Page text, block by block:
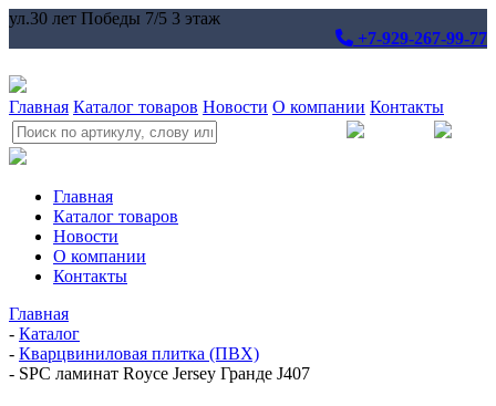
ул.30 лет Победы 7/5 3 этаж
+7-929-267-99-77
Главная Каталог товаров Новости О компании Контакты
Главная
Каталог товаров
Новости
О компании
Контакты
Главная
- Каталог
- Кварцвиниловая плитка (ПВХ)
- SPC ламинат Royce Jersey Гранде J407